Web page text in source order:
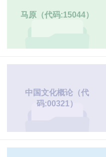
马原（代码:15044）
中国文化概论（代
码:00321）